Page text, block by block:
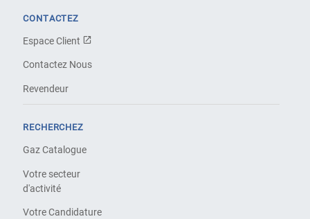
CONTACTEZ
Espace Client
Contactez Nous
Revendeur
RECHERCHEZ
Gaz Catalogue
Votre secteur
d'activité
Votre Candidature